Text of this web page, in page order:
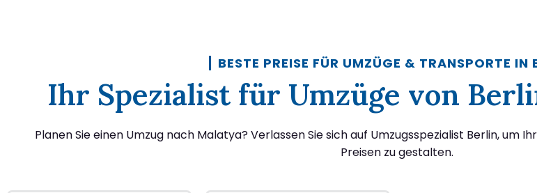
BESTE PREISE FÜR UMZÜGE & TRANSPORTE IN
Ihr Spezialist für Umzüge von
Planen Sie einen Umzug nach Malatya? Verlassen Sie sich auf Umzugsspezialist Berlin, um
Preisen zu gestalten.